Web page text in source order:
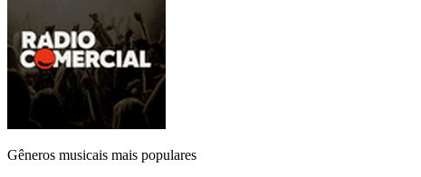
Gêneros musicais mais populares